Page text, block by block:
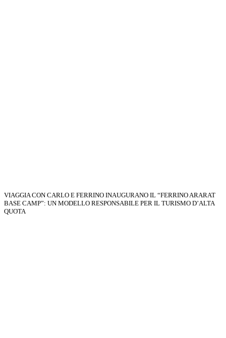
VIAGGIA CON CARLO E FERRINO INAUGURANO IL “FERRINO ARARAT
BASE CAMP”: UN MODELLO RESPONSABILE PER IL TURISMO D’ALTA
QUOTA